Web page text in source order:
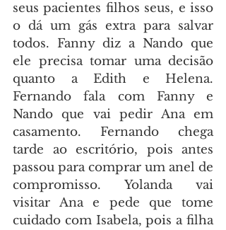
seus pacientes filhos seus, e isso
o dá um gás extra para salvar
todos. Fanny diz a Nando que
ele precisa tomar uma decisão
quanto a Edith e Helena.
Fernando fala com Fanny e
Nando que vai pedir Ana em
casamento. Fernando chega
tarde ao escritório, pois antes
passou para comprar um anel de
compromisso. Yolanda vai
visitar Ana e pede que tome
cuidado com Isabela, pois a filha